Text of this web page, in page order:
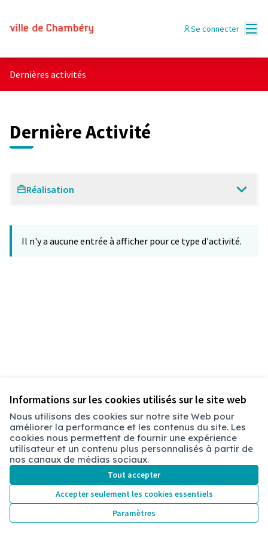
Informations sur les cookies utilisés sur le site web
Nous utilisons des cookies sur notre site Web pour
améliorer la performance et les contenus du site. Les
cookies nous permettent de fournir une expérience
utilisateur et un contenu plus personnalisés à partir de
nos canaux de médias sociaux.
Tout accepter
Accepter seulement les cookies essentiels
Paramètres
Se connecter
Dernières activités
Dernière Activité
Réalisation
Il n'y a aucune entrée à afficher pour ce type d'activité.
Conditions d'utilisation
Paramètres des cookies
Chambéry sur X
(Lien externe)
Chambéry sur Facebook
Chambéry sur Instagram
Site réalisé grâce aulogiciel libre Decidim .
Licence
(Lien